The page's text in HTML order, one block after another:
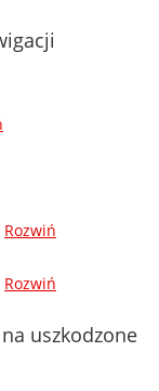
Rozwiń
Rozwiń
uszkodzone